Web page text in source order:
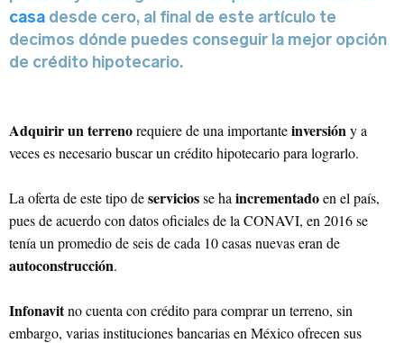
casa desde cero, al final de este artículo te
decimos dónde puedes conseguir la mejor opción
de crédito hipotecario.
Adquirir un terrenorequiere de una importanteinversióny a
veces es necesario buscar un crédito hipotecario para lograrlo.
La oferta de este tipo deserviciosse ha incrementadoen el país,
pues de acuerdo con datos oficiales de la CONAVI, en 2016 se
tenía un promedio de seis de cada 10 casas nuevas eran de
autoconstrucción.
Infonavitno cuenta con crédito para comprar un terreno, sin
embargo, varias instituciones bancarias en México ofrecen sus
Sitio web